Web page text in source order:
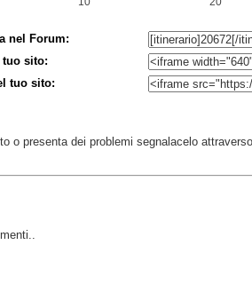
nel Forum:
sito:
tuo sito:
o presenta dei problemi segnalacelo